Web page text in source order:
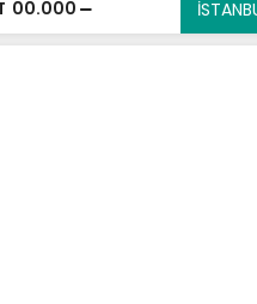
00.000